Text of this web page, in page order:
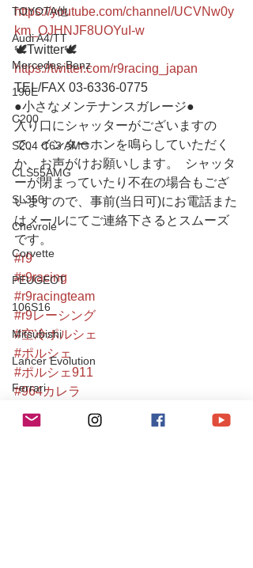
TOYOTA他
Audi A4/TT
Mercedes-Benz
190E
C200
S204 C63 AMG
CLS55AMG
SL350
Chevrole
Corvette
PEUGEOT
106S16
Mitsubishi
Lancer Evolution
Ferrari
Testarossa
https://youtube.com/channel/UCVNw0y
km_OJHNJF8UOYuI-w
🕊Twitter🕊
https://twitter.com/r9racing_japan
TEL/FAX 03-6336-0775
●小さなメンテナンスガレージ●
入り口にシャッターがございますの
で、インターホンを鳴らしていただく
か、お声がけお願いします。  シャッタ
ーが閉まっていたり不在の場合もござ
いますので、事前(当日可)にお電話また
はメールにてご連絡下さるとスムーズ
です。
#r9
#r9racing
#r9racingteam
#r9レーシング
#空冷ポルシェ
#ポルシェ
#ポルシェ911
#964カレラ
#porsche
#porsche911